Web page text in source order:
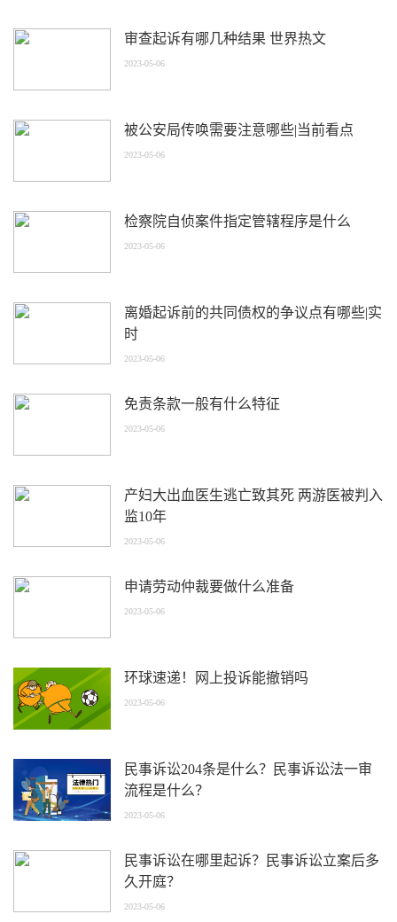
审查起诉有哪几种结果 世界热文
2023-05-06
被公安局传唤需要注意哪些|当前看点
2023-05-06
检察院自侦案件指定管辖程序是什么
2023-05-06
离婚起诉前的共同债权的争议点有哪些|实
时
2023-05-06
免责条款一般有什么特征
2023-05-06
产妇大出血医生逃亡致其死 两游医被判入
监10年
2023-05-06
申请劳动仲裁要做什么准备
2023-05-06
环球速递！网上投诉能撤销吗
2023-05-06
民事诉讼204条是什么？民事诉讼法一审
流程是什么？
2023-05-06
民事诉讼在哪里起诉？民事诉讼立案后多
久开庭？
2023-05-06